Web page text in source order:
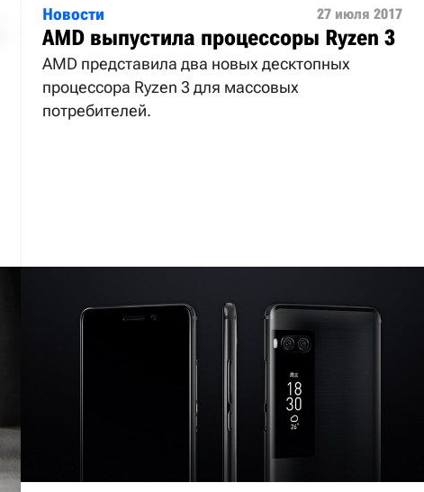
Новости 27 июля 2017
AMD выпустила процессоры Ryzen 3
AMD представила два новых десктопных
процессора Ryzen 3 для массовых
потребителей.